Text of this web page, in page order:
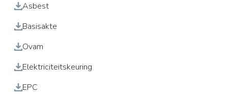
Asbest
Basisakte
Ovam
Elektriciteitskeuring
EPC